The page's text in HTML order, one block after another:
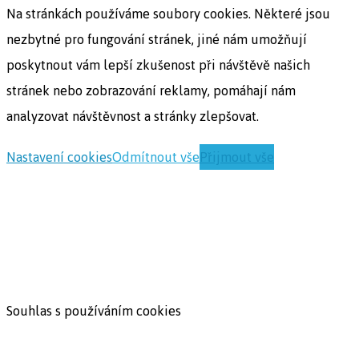
Na stránkách používáme soubory cookies. Některé jsou
nezbytné pro fungování stránek, jiné nám umožňují
poskytnout vám lepší zkušenost při návštěvě našich
stránek nebo zobrazování reklamy, pomáhají nám
analyzovat návštěvnost a stránky zlepšovat.
Nastavení cookiesOdmítnout všePřijmout vše
Souhlas s používáním cookies